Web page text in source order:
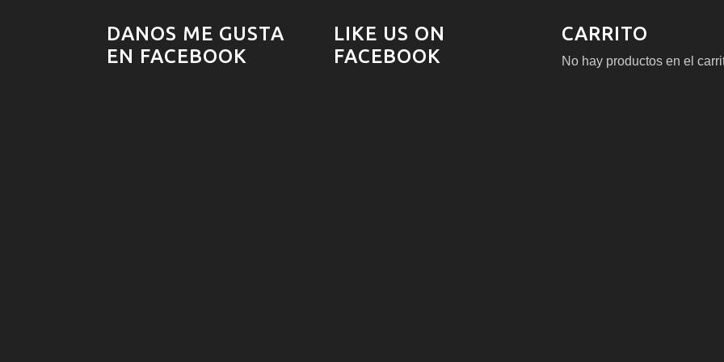
DANOS ME GUSTA
EN FACEBOOK
LIKE US ON
FACEBOOK
CARRITO
No hay productos en el